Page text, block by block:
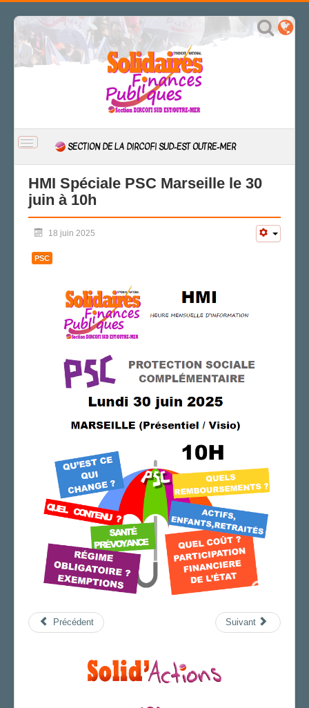
BASCULER
NAVIGATION
SECTION DE LA DIRCOFI SUD-EST OUTRE-MER
ACTUALITÉ
CSAL
CAP/Recours
FS SSCT
Action sociale
LA SECTION
AGENDA
HMI Spéciale PSC Marseille le 30
juin à 10h
18 juin 2025
PSC
Précédent Suivant